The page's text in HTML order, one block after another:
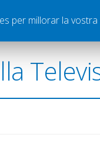
Pòdcasts Vídeos
per millorar la